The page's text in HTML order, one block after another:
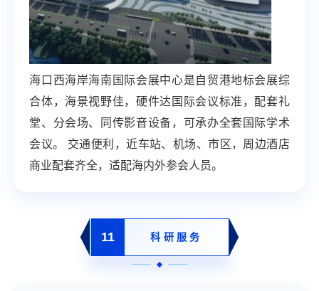
海口西海岸海南国际会展中心是自贸港地标会展综
合体，海景视野佳，硬件达国际会议标准，配套礼
堂、分会场、同传影音设备，可承办全套国际学术
会议。 交通便利，近车站、机场、市区，周边酒店
商业配套齐全，适配海内外参会人员。
11 科研服务